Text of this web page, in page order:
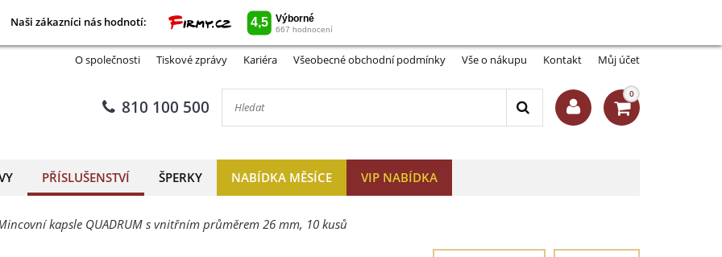
Naši zákazníci nás hodnotí:
O společnosti Tiskové zprávy Kariéra Všeobecné obchodní podmínky Vše o nákupu Kontakt Můj účet
810 100 500
0
PŘÍSLUŠENSTVÍ ŠPERKY NABÍDKA MĚSÍCE VIP NABÍDKA
kapsle QUADRUM s vnitřním průměrem 26 mm, 10 kusů
s vnitřním průměrem 26 mm, 10 kusů
Naši zákazníci nás hodnotí: